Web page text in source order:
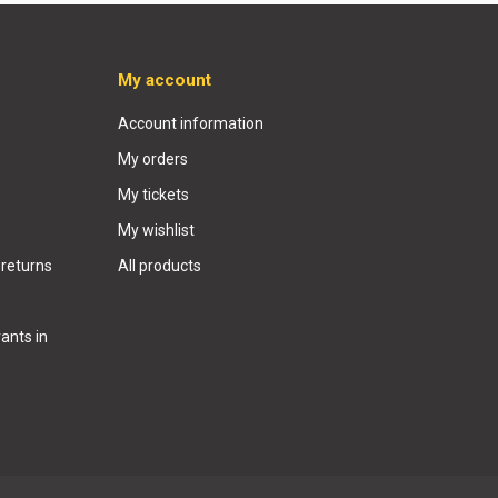
in
My account
Account information
My orders
My tickets
My wishlist
All products